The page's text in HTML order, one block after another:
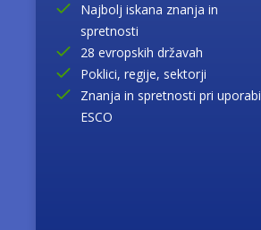
Najbolj iskana znanja in
spretnosti
28 evropskih državah
Poklici, regije, sektorji
Znanja in spretnosti pri uporabi
ESCO